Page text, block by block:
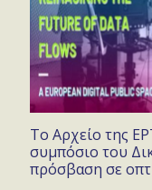
Το Αρχείο της
συμπόσιο του
πρόσβαση σε